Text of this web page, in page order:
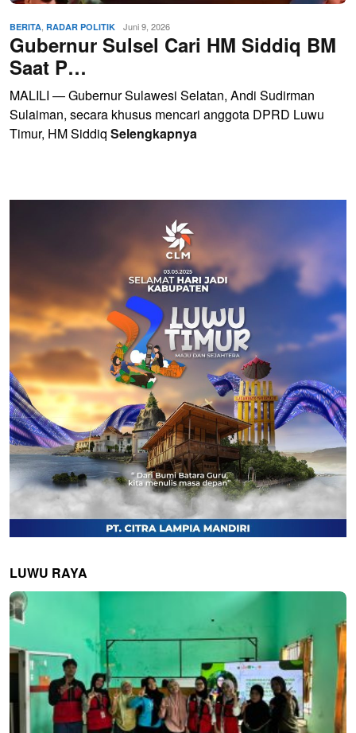
BERITA RADAR POLITIK Juni 9, 2026
Gubernur Sulsel Cari HM Siddiq BM
Saat P…
MALILI — Gubernur Sulawesi Selatan, Andi Sudirman
Sulaiman, secara khusus mencari anggota DPRD Luwu
Timur, HM Siddiq Selengkapnya
LUWU RAYA